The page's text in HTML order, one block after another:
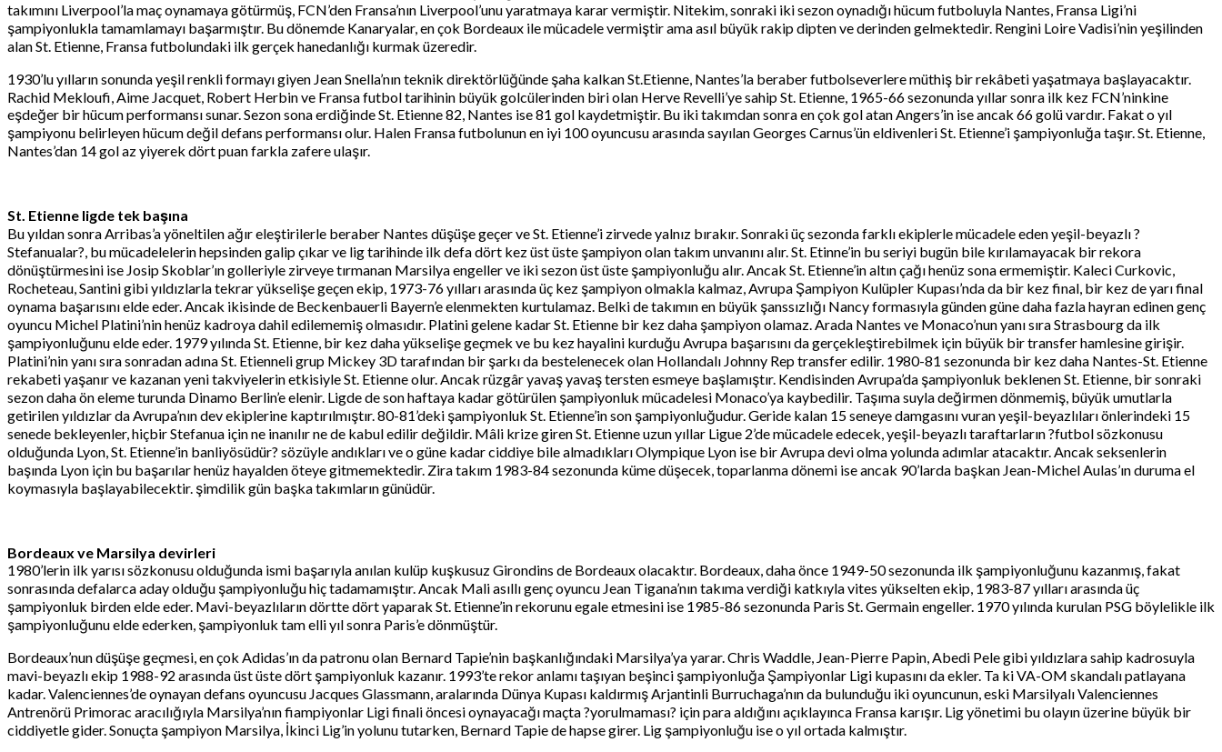
takımını Liverpool’la maç oynamaya götürmüş, FCN’den Fransa’nın Liverpool’unu yaratmaya karar vermiştir. Nitekim, sonraki iki sezon oynadığı hücum futboluyla Nantes, Fransa Ligi’ni
şampiyonlukla tamamlamayı başarmıştır. Bu dönemde Kanaryalar, en çok Bordeaux ile mücadele vermiştir ama asıl büyük rakip dipten ve derinden gelmektedir. Rengini Loire Vadisi’nin yeşilinden
alan St. Etienne, Fransa futbolundaki ilk gerçek hanedanlığı kurmak üzeredir.
1930’lu yılların sonunda yeşil renkli formayı giyen Jean Snella’nın teknik direktörlüğünde şaha kalkan St.Etienne, Nantes’la beraber futbolseverlere müthiş bir rekâbeti yaşatmaya başlayacaktır.
Rachid Mekloufi, Aime Jacquet, Robert Herbin ve Fransa futbol tarihinin büyük golcülerinden biri olan Herve Revelli’ye sahip St. Etienne, 1965-66 sezonunda yıllar sonra ilk kez FCN’ninkine
eşdeğer bir hücum performansı sunar. Sezon sona erdiğinde St. Etienne 82, Nantes ise 81 gol kaydetmiştir. Bu iki takımdan sonra en çok gol atan Angers’in ise ancak 66 golü vardır. Fakat o yıl
şampiyonu belirleyen hücum değil defans performansı olur. Halen Fransa futbolunun en iyi 100 oyuncusu arasında sayılan Georges Carnus’ün eldivenleri St. Etienne’i şampiyonluğa taşır. St. Etienne,
Nantes’dan 14 gol az yiyerek dört puan farkla zafere ulaşır.
St. Etienne ligde tek başına
Bu yıldan sonra Arribas’a yöneltilen ağır eleştirilerle beraber Nantes düşüşe geçer ve St. Etienne’i zirvede yalnız bırakır. Sonraki üç sezonda farklı ekiplerle mücadele eden yeşil-beyazlı ?
Stefanualar?, bu mücadelelerin hepsinden galip çıkar ve lig tarihinde ilk defa dört kez üst üste şampiyon olan takım unvanını alır. St. Etinne’in bu seriyi bugün bile kırılamayacak bir rekora
dönüştürmesini ise Josip Skoblar’ın golleriyle zirveye tırmanan Marsilya engeller ve iki sezon üst üste şampiyonluğu alır. Ancak St. Etienne’in altın çağı henüz sona ermemiştir. Kaleci Curkovic,
Rocheteau, Santini gibi yıldızlarla tekrar yükselişe geçen ekip, 1973-76 yılları arasında üç kez şampiyon olmakla kalmaz, Avrupa Şampiyon Kulüpler Kupası’nda da bir kez final, bir kez de yarı final
oynama başarısını elde eder. Ancak ikisinde de Beckenbauerli Bayern’e elenmekten kurtulamaz. Belki de takımın en büyük şanssızlığı Nancy formasıyla günden güne daha fazla hayran edinen genç
oyuncu Michel Platini’nin henüz kadroya dahil edilememiş olmasıdır. Platini gelene kadar St. Etienne bir kez daha şampiyon olamaz. Arada Nantes ve Monaco’nun yanı sıra Strasbourg da ilk
şampiyonluğunu elde eder. 1979 yılında St. Etienne, bir kez daha yükselişe geçmek ve bu kez hayalini kurduğu Avrupa başarısını da gerçekleştirebilmek için büyük bir transfer hamlesine girişir.
Platini’nin yanı sıra sonradan adına St. Etienneli grup Mickey 3D tarafından bir şarkı da bestelenecek olan Hollandalı Johnny Rep transfer edilir. 1980-81 sezonunda bir kez daha Nantes-St. Etienne
rekabeti yaşanır ve kazanan yeni takviyelerin etkisiyle St. Etienne olur. Ancak rüzgâr yavaş yavaş tersten esmeye başlamıştır. Kendisinden Avrupa’da şampiyonluk beklenen St. Etienne, bir sonraki
sezon daha ön eleme turunda Dinamo Berlin’e elenir. Ligde de son haftaya kadar götürülen şampiyonluk mücadelesi Monaco’ya kaybedilir. Taşıma suyla değirmen dönmemiş, büyük umutlarla
getirilen yıldızlar da Avrupa’nın dev ekiplerine kaptırılmıştır. 80-81’deki şampiyonluk St. Etienne’in son şampiyonluğudur. Geride kalan 15 seneye damgasını vuran yeşil-beyazlıları önlerindeki 15
senede bekleyenler, hiçbir Stefanua için ne inanılır ne de kabul edilir değildir. Mâli krize giren St. Etienne uzun yıllar Ligue 2’de mücadele edecek, yeşil-beyazlı taraftarların ?futbol sözkonusu
olduğunda Lyon, St. Etienne’in banliyösüdür? sözüyle andıkları ve o güne kadar ciddiye bile almadıkları Olympique Lyon ise bir Avrupa devi olma yolunda adımlar atacaktır. Ancak seksenlerin
başında Lyon için bu başarılar henüz hayalden öteye gitmemektedir. Zira takım 1983-84 sezonunda küme düşecek, toparlanma dönemi ise ancak 90’larda başkan Jean-Michel Aulas’ın duruma el
koymasıyla başlayabilecektir. şimdilik gün başka takımların günüdür.
Bordeaux ve Marsilya devirleri
1980’lerin ilk yarısı sözkonusu olduğunda ismi başarıyla anılan kulüp kuşkusuz Girondins de Bordeaux olacaktır. Bordeaux, daha önce 1949-50 sezonunda ilk şampiyonluğunu kazanmış, fakat
sonrasında defalarca aday olduğu şampiyonluğu hiç tadamamıştır. Ancak Mali asıllı genç oyuncu Jean Tigana’nın takıma verdiği katkıyla vites yükselten ekip, 1983-87 yılları arasında üç
şampiyonluk birden elde eder. Mavi-beyazlıların dörtte dört yaparak St. Etienne’in rekorunu egale etmesini ise 1985-86 sezonunda Paris St. Germain engeller. 1970 yılında kurulan PSG böylelikle ilk
şampiyonluğunu elde ederken, şampiyonluk tam elli yıl sonra Paris’e dönmüştür.
Bordeaux’nun düşüşe geçmesi, en çok Adidas’ın da patronu olan Bernard Tapie’nin başkanlığındaki Marsilya’ya yarar. Chris Waddle, Jean-Pierre Papin, Abedi Pele gibi yıldızlara sahip kadrosuyla
mavi-beyazlı ekip 1988-92 arasında üst üste dört şampiyonluk kazanır. 1993’te rekor anlamı taşıyan beşinci şampiyonluğa Şampiyonlar Ligi kupasını da ekler. Ta ki VA-OM skandalı patlayana
kadar. Valenciennes’de oynayan defans oyuncusu Jacques Glassmann, aralarında Dünya Kupası kaldırmış Arjantinli Burruchaga’nın da bulunduğu iki oyuncunun, eski Marsilyalı Valenciennes
Antrenörü Primorac aracılığıyla Marsilya’nın fiampiyonlar Ligi finali öncesi oynayacağı maçta ?yorulmaması? için para aldığını açıklayınca Fransa karışır. Lig yönetimi bu olayın üzerine büyük bir
ciddiyetle gider. Sonuçta şampiyon Marsilya, İkinci Lig’in yolunu tutarken, Bernard Tapie de hapse girer. Lig şampiyonluğu ise o yıl ortada kalmıştır.